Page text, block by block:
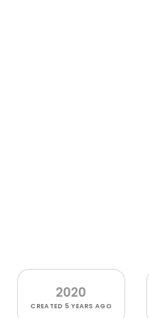
2020
CREATED 5 YEARS AGO